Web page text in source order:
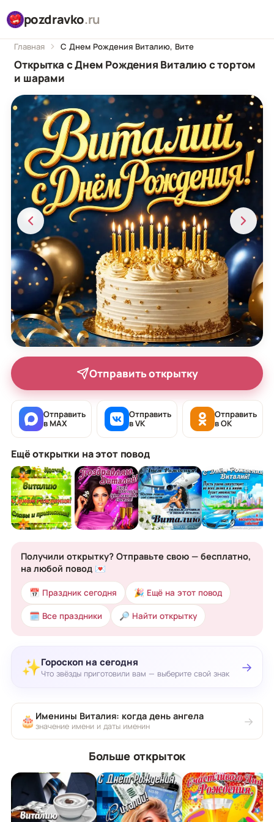
pozdravko.ru
Главная С Днем Рождения Виталию, Вите
Открытка с Днем Рождения Виталию с тортом
и шарами
Отправить открытку
Отправить
в MAX
Отправить
в VK
Отправить
в OK
Ещё открытки на этот повод
Получили открытку? Отправьте свою — бесплатно,
на любой повод 💌
📅 Праздник сегодня 🎉 Ещё на этот повод
🗓 Все праздники 🔎 Найти открытку
✨Гороскоп на сегодня
Что звёзды приготовили вам — выберите свой знак →
🎂 Именины Виталия: когда день ангела
значение имени и даты именин →
Больше открыток